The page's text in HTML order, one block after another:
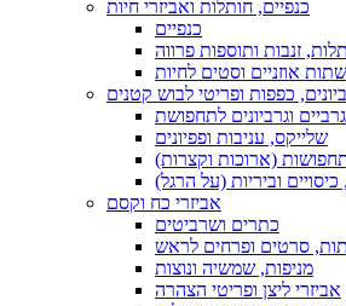
כנפיים, חותלות ואביזרי חיות
כנפיים
זנבות ותוספות פרווה
אוזניים וסטים לחיות
כפפות ופריטי לבוש קטנים
גרביים וגרביונים לתחפושת
שלייקס, עניבות ופפיונים
(ארוכות וקצרות)
כיסויים וביריות (על הרגל)
אביזרי כח וקסם
כתרים ושרביטים
סרטים ופרחים לראש
מניפות, שמשיה ונוצות
אביזרי ליצן ופריטי הצהרה